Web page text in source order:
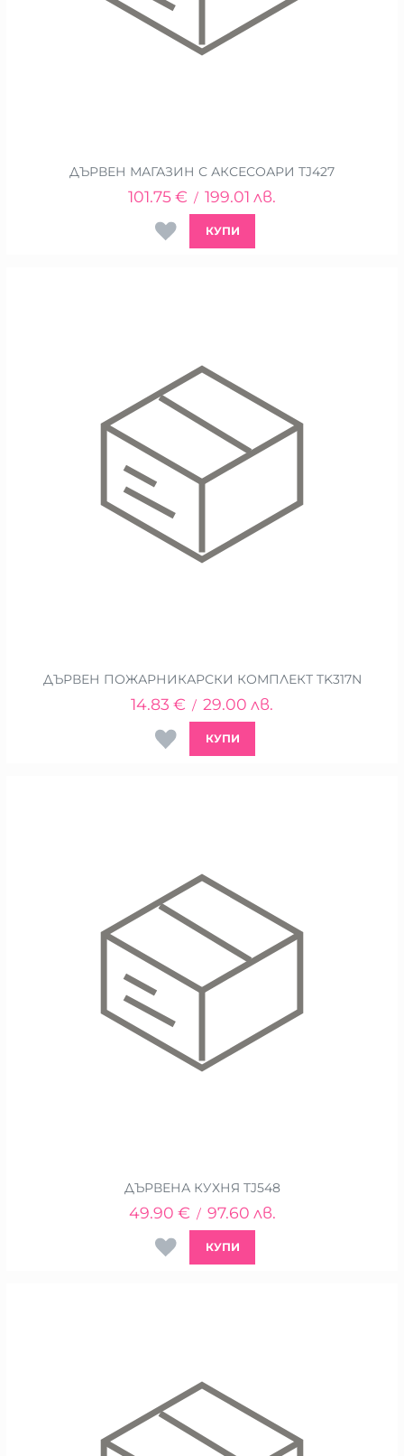
ДЪРВЕН МАГАЗИН С АКСЕСОАРИ TJ427
101.75€ / 199.01 лв.
КУПИ
ДЪРВЕН ПОЖАРНИКАРСКИ КОМПЛЕКТ TK317N
14.83 € / 29.00 лв.
КУПИ
ДЪРВЕНА КУХНЯ TJ548
49.90 € / 97.60 лв.
КУПИ